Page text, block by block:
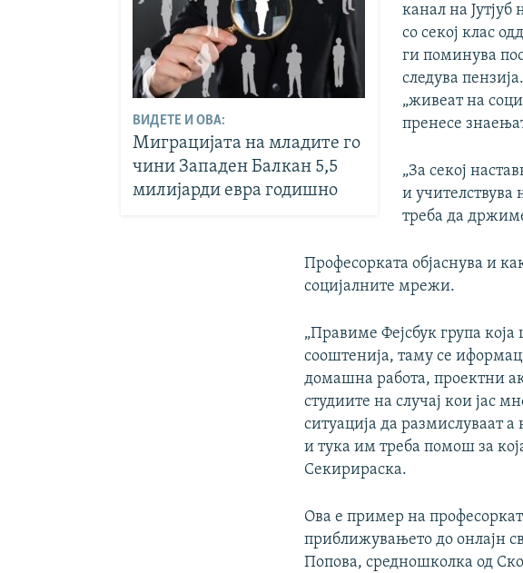
ВИДЕТЕ И ОВА:
Миграцијата на младите го
чини Западен Балкан 5,5
милијарди евра годишно
канал на Jутјуб
со секој клас
ги поминува
следува
„живеат на
пренесе
„За секој
и учителствува
треба да
Професорката објаснува и
социјалните мрежи.
„Правиме Фејсбук група
сооштенија, таму се
домашна работа, проектни
студиите на случај кои јас
ситуација да размислуваат
и тука им треба помош за
Секирираска.
Ова е пример на
приближувањето до онлајн
Попова, средношколка од